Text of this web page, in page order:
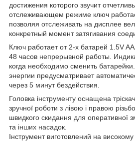
достижения которого звучит
отслеживающем режиме ключ
позволяя отслеживать на дисплее
конкретный момент затягивания
Ключ работает от 2-х батарей 1.5V
48 часов непрерывной работы.
когда необходимо сменить
энергии предусматривает
через 5 минут бездействия.
Головка інструменту оснащена
зручної роботи з лівою і правою
швидкого скидання для оперативної
та інших насадок.
Інструмент виготовлений на високому